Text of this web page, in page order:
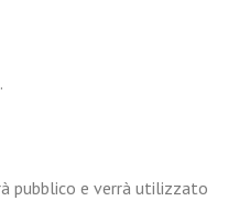
pubblico e verrà utilizzato